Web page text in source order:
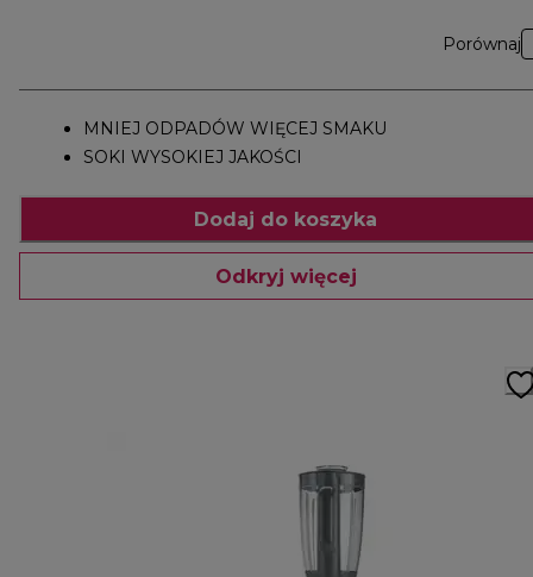
Porównaj
MNIEJ ODPADÓW WIĘCEJ SMAKU
SOKI WYSOKIEJ JAKOŚCI
Dodaj do koszyka
Odkryj więcej